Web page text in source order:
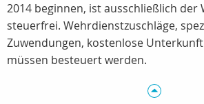
2014 beginnen, ist ausschließlich der
steuerfrei. Wehrdienstzuschläge,
Zuwendungen, kostenlose
müssen besteuert werden.